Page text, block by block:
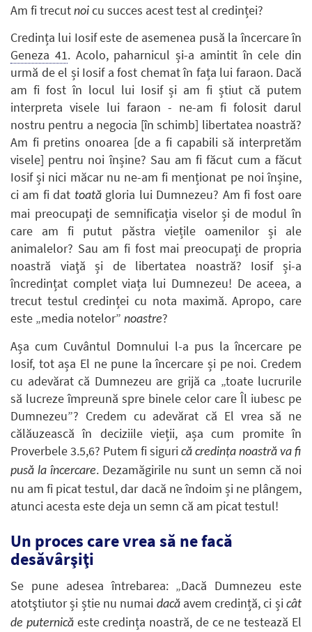
Am fi trecut noi cu succes acest test al credinței?
Credința lui Iosif este de asemenea pusă la încercare în
Geneza 41. Acolo, paharnicul și-a amintit în cele din
urmă de el și Iosif a fost chemat în fața lui faraon. Dacă
am fi fost în locul lui Iosif și am fi știut că putem
interpreta visele lui faraon - ne-am fi folosit darul
nostru pentru a negocia [în schimb] libertatea noastră?
Am fi pretins onoarea [de a fi capabili să interpretăm
visele] pentru noi înșine? Sau am fi făcut cum a făcut
Iosif și nici măcar nu ne-am fi menționat pe noi înșine,
ci am fi dat toatăgloria lui Dumnezeu? Am fi fost oare
mai preocupați de semnificația viselor și de modul în
care am fi putut păstra viețile oamenilor și ale
animalelor? Sau am fi fost mai preocupați de propria
noastră viaţă și de libertatea noastră? Iosif și-a
încredințat complet viața lui Dumnezeu! De aceea, a
trecut testul credinței cu nota maximă. Apropo, care
este „media notelor” noastre?
Așa cum Cuvântul Domnului l-a pus la încercare pe
Iosif, tot așa El ne pune la încercare și pe noi. Credem
cu adevărat că Dumnezeu are grijă ca „toate lucrurile
să lucreze împreună spre binele celor care Îl iubesc pe
Dumnezeu”? Credem cu adevărat că El vrea să ne
călăuzească în deciziile vieții, așa cum promite în
Proverbele 3.5,6? Putem fi siguri că credința noastră va fi
pusă la încercare. Dezamăgirile nu sunt un semn că noi
nu am fi picat testul, dar dacă ne îndoim și ne plângem,
atunci acesta este deja un semn că am picat testul!
Un proces care vrea să ne facă
desăvârşiţi
Se pune adesea întrebarea: „Dacă Dumnezeu este
atotştiutor și știe nu numai dacăavem credință, ci și cât
de puternicăeste credința noastră, de ce ne testează El